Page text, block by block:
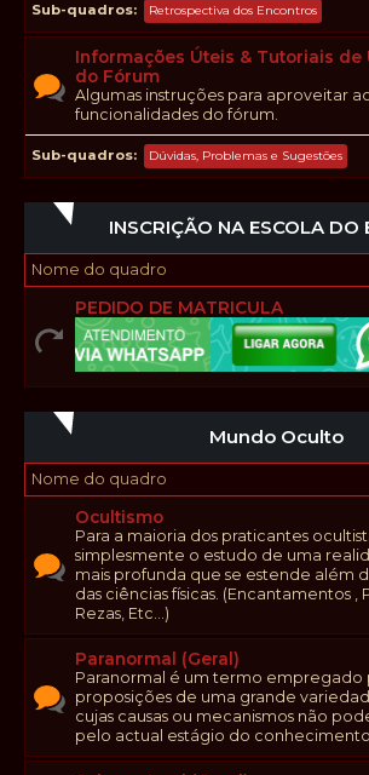
Sub-quadros Retrospectiva dos Encontros
Informações Úteis & Tutoriais de
do Fórum
Algumas instruções para aproveitar
funcionalidades do fórum.
Sub-quadros Dúvidas, Problemas e Sugestões
INSCRIÇÃO NA ESCOLA DO
Nome do quadro
PEDIDO DE MATRICULA
Mundo Oculto
Nome do quadro
Ocultismo
Para a maioria dos praticantes
simplesmente o estudo de uma
mais profunda que se estende além
das ciências físicas. (Encantamentos ,
Rezas, Etc...)
Paranormal (Geral)
Paranormal é um termo empregado
proposições de uma grande
cujas causas ou mecanismos não
pelo actual estágio do